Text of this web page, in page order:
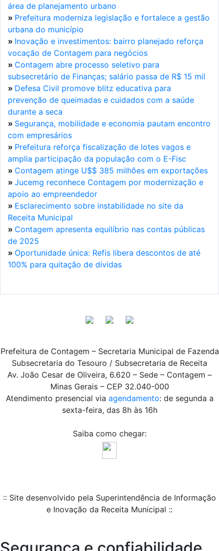
área de planejamento urbano
» Prefeitura moderniza legislação e fortalece a gestão
urbana do município
» Inovação e investimentos: bairro planejado reforça
vocação de Contagem para negócios
» Contagem abre processo seletivo para
subsecretário de Finanças; salário passa de R$ 15 mil
» Defesa Civil promove blitz educativa para
prevenção de queimadas e cuidados com a saúde
durante a seca
» Segurança, mobilidade e economia pautam encontro
com empresários
» Prefeitura reforça fiscalização de lotes vagos e
amplia participação da população com o E-Fisc
» Contagem atinge U$$ 385 milhões em exportações
» Jucemg reconhece Contagem por modernização e
apoio ao empreendedor
» Esclarecimento sobre instabilidade no site da
Receita Municipal
» Contagem apresenta equilíbrio nas contas públicas
de 2025
» Oportunidade única: Refis libera descontos de até
100% para quitação de dívidas
Prefeitura de Contagem – Secretaria Municipal de Fazenda
Subsecretaria do Tesouro / Subsecretaria de Receita
Av. João Cesar de Oliveira, 6.620 – Sede – Contagem –
Minas Gerais – CEP 32.040-000
Atendimento presencial via agendamento: de segunda a
sexta-feira, das 8h às 16h
Saiba como chegar:
:: Site desenvolvido pela Superintendência de Informação
e Inovação da Receita Municipal ::